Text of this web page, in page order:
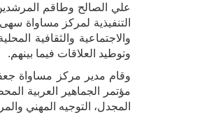
علي الصالح وطاقم
التنفيذية لمركز مساواة
والاجتماعية والثقافية
وتوطيد العلاقات فيما بينهم.
وقام مدير مركز مساواة
مؤتمر الجماهير العربية
المجدل، التوجيه المهني